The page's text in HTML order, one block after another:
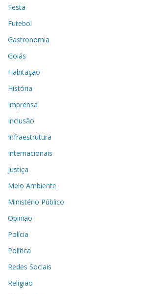
Festa
Futebol
Gastronomia
Goiás
Habitação
História
Imprensa
Inclusão
Infraestrutura
Internacionais
Justiça
Meio Ambiente
Ministério Público
Opinião
Polícia
Política
Redes Sociais
Religião